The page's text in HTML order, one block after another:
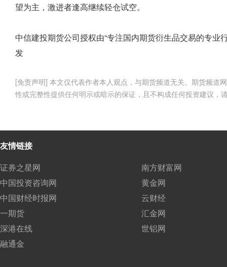
望为主，激进者逢高继续轻仓试空。
中信建投期货公司授权由“专注国内期货衍生品交易的专业
发
[免责声明] 本文仅代表作者本人观点，与期货频道无关。期货频道
性或完整性提供任何明示或暗示的保证，且不构成任何投资建议，
友情链接
证券之星网
南方财富网
中国投资咨询网
黄金网
中国财经时报网
云财经
一期货
汇金网
深港在线
世铝网
融通金